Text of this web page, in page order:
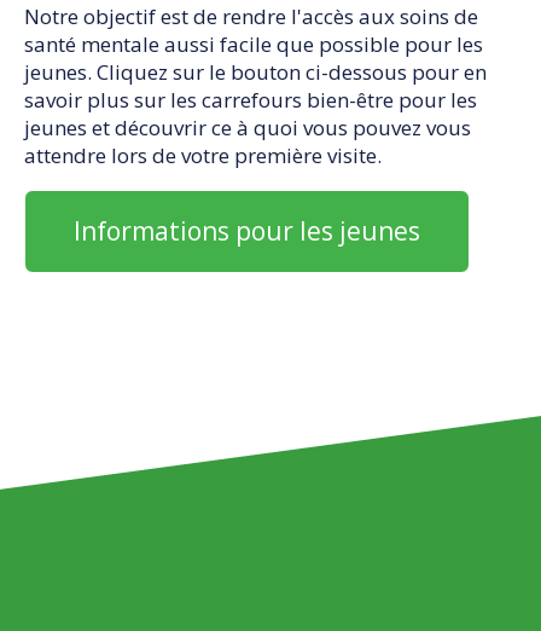
Notre objectif est de rendre l'accès aux soins de
santé mentale aussi facile que possible pour les
jeunes. Cliquez sur le bouton ci-dessous pour en
savoir plus sur les carrefours bien-être pour les
jeunes et découvrir ce à quoi vous pouvez vous
attendre lors de votre première visite.
Informations pour les jeunes